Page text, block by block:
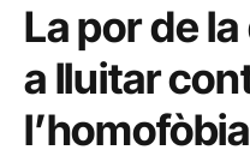
La por de
a lluitar